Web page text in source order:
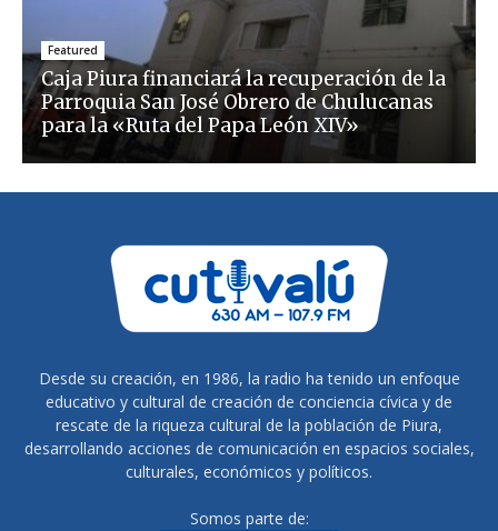
Featured
Caja Piura financiará la recuperación de la
Parroquia San José Obrero de Chulucanas
para la «Ruta del Papa León XIV»
Desde su creación, en 1986, la radio ha tenido un enfoque
educativo y cultural de creación de conciencia cívica y de
rescate de la riqueza cultural de la población de Piura,
desarrollando acciones de comunicación en espacios sociales,
culturales, económicos y políticos.
Somos parte de: